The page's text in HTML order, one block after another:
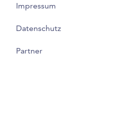
Impressum
Datenschutz
Partner